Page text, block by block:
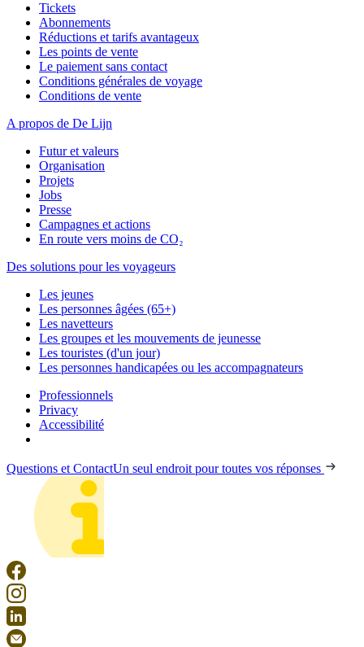
Tickets
Abonnements
Réductions et tarifs avantageux
Les points de vente
Le paiement sans contact
Conditions générales de voyage
Conditions de vente
A propos de De Lijn
Futur et valeurs
Organisation
Projets
Jobs
Presse
Campagnes et actions
En route vers moins de CO₂
Des solutions pour les voyageurs
Les jeunes
Les personnes âgées (65+)
Les navetteurs
Les groupes et les mouvements de jeunesse
Les touristes (d'un jour)
Les personnes handicapées ou les accompagnateurs
Professionnels
Privacy
Accessibilité
Questions et ContactUn seul endroit pour toutes vos réponses